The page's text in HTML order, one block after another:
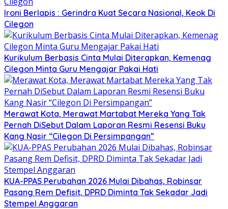
Ironi Berlapis : Gerindra Kuat Secara Nasional, Keok Di
Cilegon
Kurikulum Berbasis Cinta Mulai Diterapkan, Kemenag
Cilegon Minta Guru Mengajar Pakai Hati
Merawat Kota, Merawat Martabat Mereka Yang Tak
Pernah DiSebut Dalam Laporan Resmi Resensi Buku
Kang Nasir “Cilegon Di Persimpangan”
KUA-PPAS Perubahan 2026 Mulai Dibahas, Robinsar
Pasang Rem Defisit, DPRD Diminta Tak Sekadar Jadi
Stempel Anggaran